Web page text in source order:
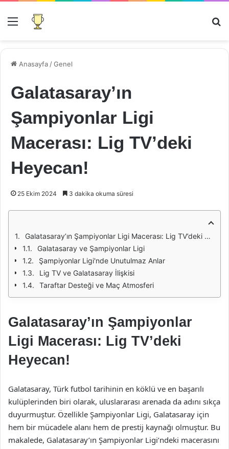
Menü
Anasayfa /Genel
Galatasaray’ın
Şampiyonlar Ligi
Macerası: Lig TV’deki
Heyecan!
25 Ekim 2024 3 dakika okuma süresi
Galatasaray’ın Şampiyonlar Ligi Macerası: Lig TV’deki Heyecan!
Galatasaray ve Şampiyonlar Ligi
Şampiyonlar Ligi'nde Unutulmaz Anlar
Lig TV ve Galatasaray İlişkisi
Taraftar Desteği ve Maç Atmosferi
Galatasaray’ın Şampiyonlar
Ligi Macerası: Lig TV’deki
Heyecan!
Galatasaray, Türk futbol tarihinin en köklü ve en başarılı
kulüplerinden biri olarak, uluslararası arenada da adını sıkça
duyurmuştur. Özellikle Şampiyonlar Ligi, Galatasaray için
hem bir mücadele alanı hem de prestij kaynağı olmuştur. Bu
makalede, Galatasaray’ın Şampiyonlar Ligi’ndeki macerasını